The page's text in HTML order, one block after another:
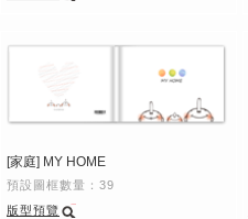
[家庭] MY HOME
預設圖框數量：39
版型預覽